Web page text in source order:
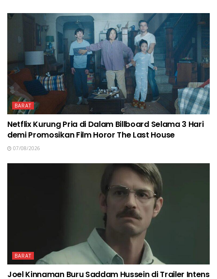
BARAT
Netflix Kurung Pria di Dalam Billboard Selama 3 Hari
demi Promosikan Film Horor The Last House
07/08/2026
BARAT
Joel Kinnaman Buru Saddam Hussein di Trailer Intens